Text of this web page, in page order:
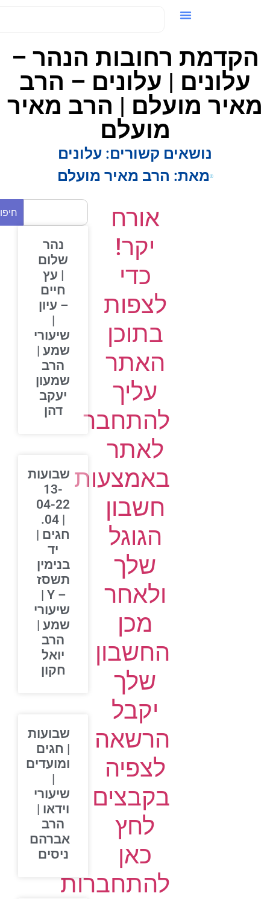
רחובות הנהר –
עלונים | עלונים – הרב
מועלם | הרב מאיר
מועלם
נושאים קשורים: עלונים
מאת:הרב מאיר מועלם
אורח
יקר!
כדי
לצפות
בתוכן
האתר
עליך
להתחבר
לאתר
באמצעות
חשבון
הגוגל
שלך
ולאחר
מכן
החשבון
שלך
יקבל
הרשאה
לצפיה
בקבצים
לחץ
כאן
להתחברות
חיפוש
נהר
שלום
| עץ
חיים
– עיון
שיעורי
שמע |
הרב
שמעון
יעקב
דהן
שבועות
13-
04-22
| 04.
חגים |
בנימין
תשסז
– Y |
שיעורי
שמע |
הרב
יואל
חקון
שבועות
| חגים
ומועדים
שיעורי
וידאו |
הרב
אברהם
ניסים